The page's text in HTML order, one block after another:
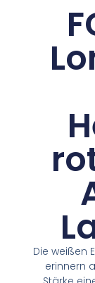
Die weißen
erinnern